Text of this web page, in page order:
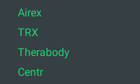
Airex
TRX
Therabody
Centr